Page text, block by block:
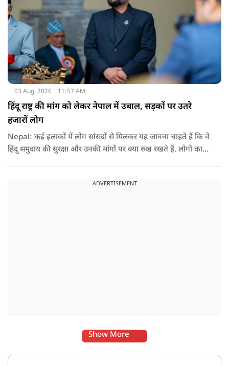
03 Aug, 2026 11:57 AM
हिंदू राष्ट्र की मांग को लेकर नेपाल में उबाल, सड़कों पर उतरे
हजारों लोग
Nepal: कई इलाकों में लोग सांसदों से मिलकर यह जानना चाहते हैं कि वे
हिंदू समुदाय की सुरक्षा और उनकी मांगों पर क्या रुख रखते हैं. लोगों का
बात रखें और संसद में भी उनकी आवाज उठाएं.
ADVERTISEMENT
Show More